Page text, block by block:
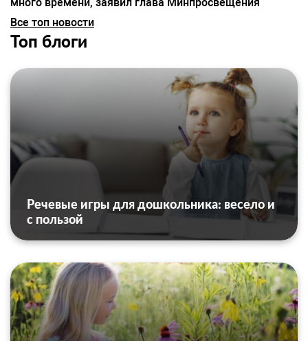
Все топ новости
Топ блоги
Речевые игры для дошкольника: весело и
с пользой